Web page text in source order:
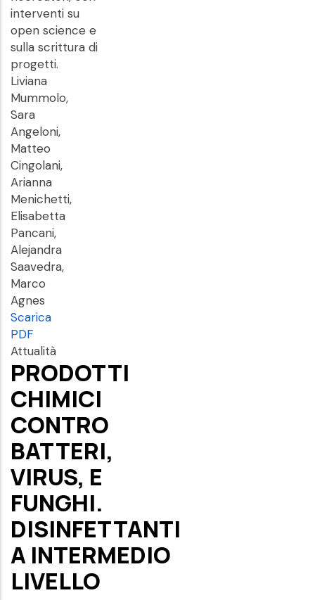
interventi su
open science e
sulla scrittura di
progetti.
Liviana
Mummolo,
Sara
Angeloni,
Matteo
Cingolani,
Arianna
Menichetti,
Elisabetta
Pancani,
Alejandra
Saavedra,
Marco
Agnes
Scarica
PDF
Attualità
PRODOTTI
CHIMICI
CONTRO
BATTERI,
VIRUS, E
FUNGHI.
DISINFETTANTI
A INTERMEDIO
LIVELLO